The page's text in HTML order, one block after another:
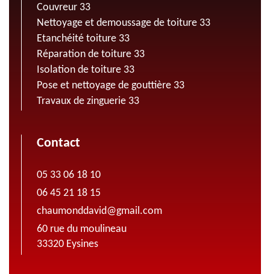
Couvreur 33
Nettoyage et demoussage de toiture 33
Etanchéité toiture 33
Réparation de toiture 33
Isolation de toiture 33
Pose et nettoyage de gouttière 33
Travaux de zinguerie 33
Contact
05 33 06 18 10
06 45 21 18 15
chaumonddavid@gmail.com
60 rue du moulineau
33320 Eysines